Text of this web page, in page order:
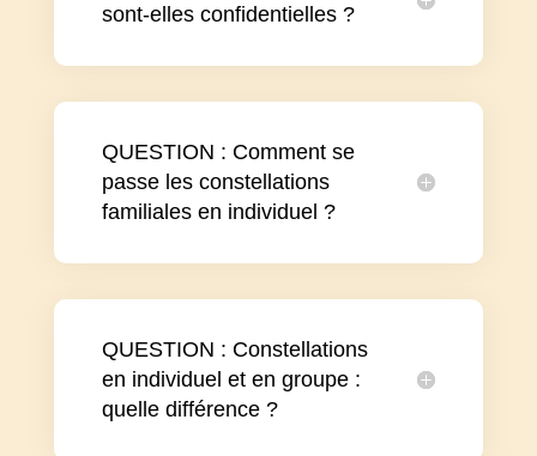
sont-elles confidentielles ?
QUESTION : Comment se
passe les constellations
familiales en individuel ?
QUESTION : Constellations
en individuel et en groupe :
quelle différence ?